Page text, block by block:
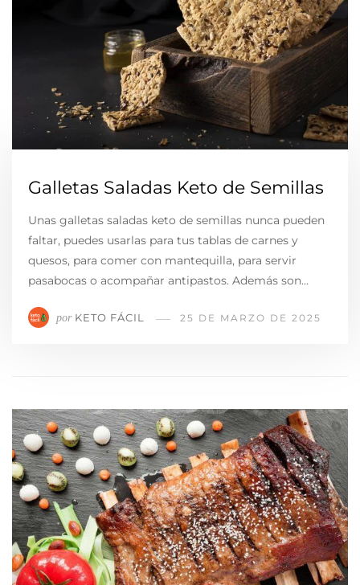
Galletas Saladas Keto de Semillas
Unas galletas saladas keto de semillas nunca pueden
faltar, puedes usarlas para tus tablas de carnes y
quesos, para comer con mantequilla, para servir
pasabocas o acompañar antipastos. Además son…
por KETO FÁCIL 25 DE MARZO DE 2025